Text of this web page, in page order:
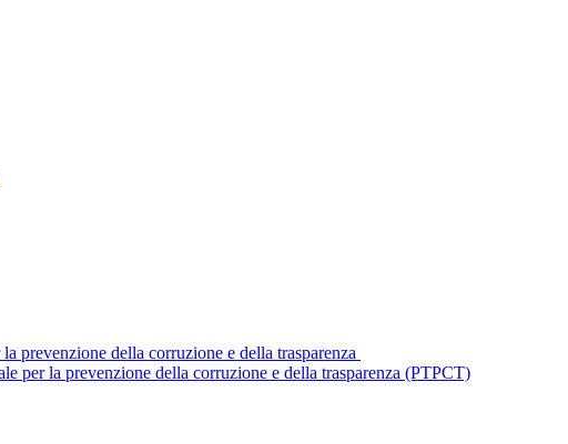
prevenzione della corruzione e della trasparenza
per la prevenzione della corruzione e della trasparenza (PTPCT)